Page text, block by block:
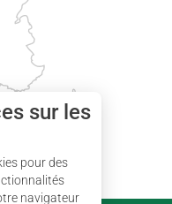
sur les
pour des
navigateur